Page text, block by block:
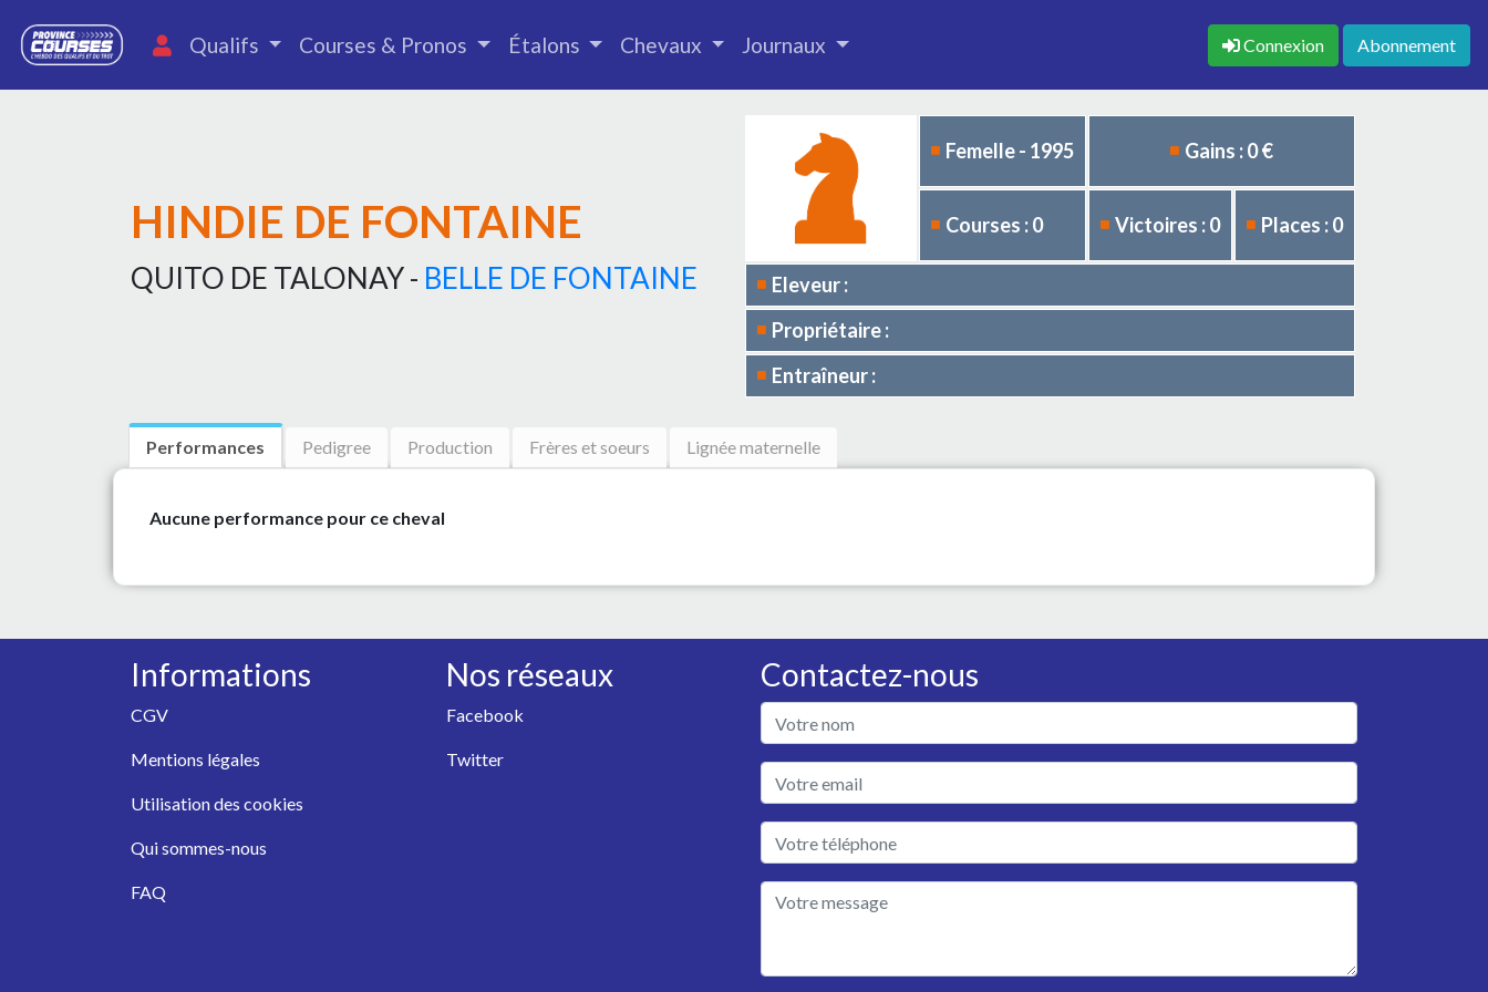
Qualifs Courses & Pronos Étalons Chevaux Journaux Connexion Abonnement
HINDIE DE FONTAINE
QUITO DE TALONAY - BELLE DE FONTAINE
Femelle - 1995 Gains : 0 €
Courses : 0 Victoires : 0 Places : 0
Eleveur :
Propriétaire :
Entraîneur :
Performances Pedigree Production Frères et soeurs Lignée maternelle
Aucune performance pour ce cheval
Informations
CGV
Mentions légales
Utilisation des cookies
Qui sommes-nous
FAQ
Nos réseaux
Facebook
Twitter
Contactez-nous